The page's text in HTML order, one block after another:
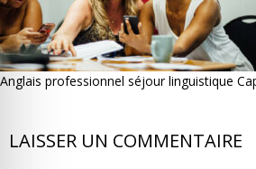
Anglais professionnel séjour linguistique
LAISSER UN COMMENTAIRE